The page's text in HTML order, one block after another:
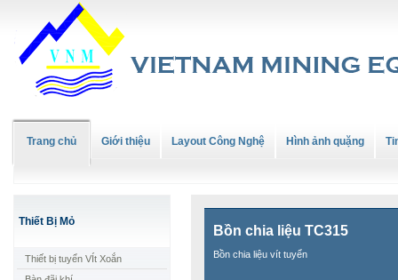
Trang chủ Giới thiệu Layout Công Nghệ Hình ảnh quặng
Thiết Bị Mỏ
Thiết bị tuyển VÍt Xoắn
Bồn chia liệu TC315
Bồn chia liệu vít tuyển